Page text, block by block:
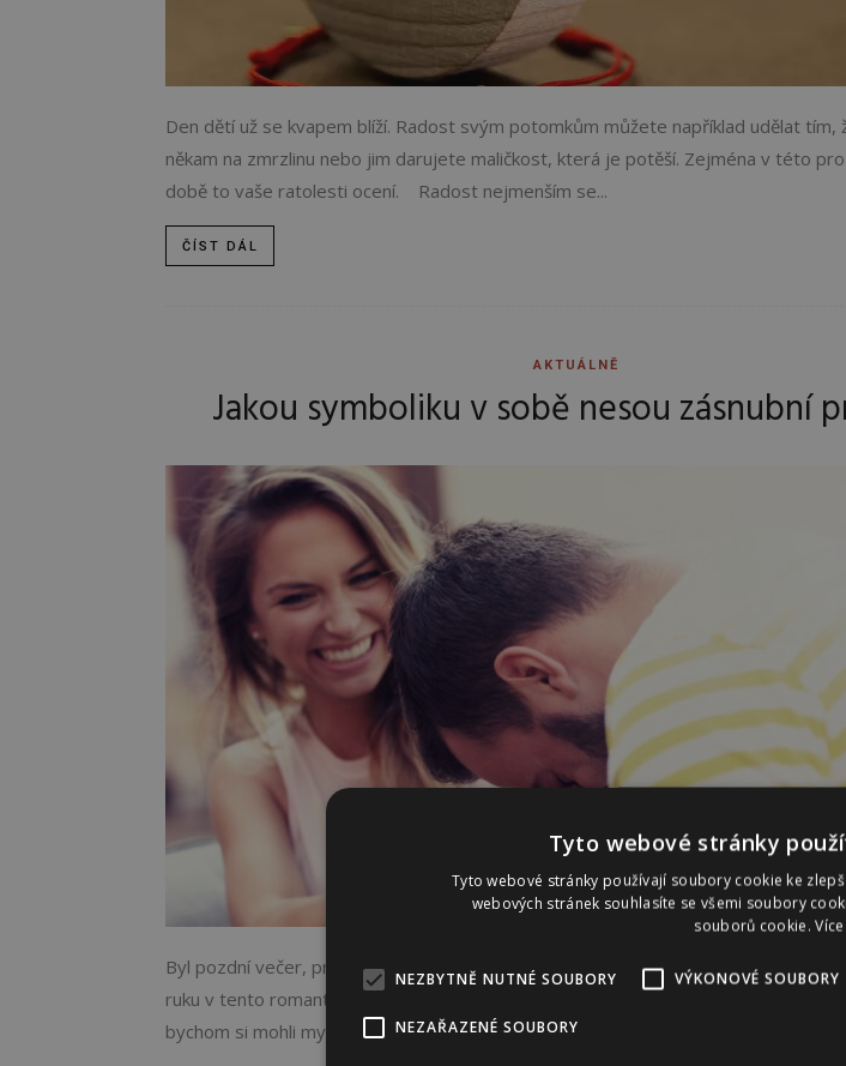
Den dětí už se kvapem blíží. Radost svým potomkům můžete například udělat tím,
někam na zmrzlinu nebo jim darujete maličkost, která je potěší. Zejména v této
době to vaše ratolesti ocení. Radost nejmenším se...
ČÍST DÁL
AKTUÁLNĚ
Jakou symboliku v sobě nesou zásnubní
Byl pozdní večer, první Máj, večerní Máj byl lásky čas… A jak nejlépe vyjádřit své
ruku v tento romantický den. Věděli jste, že význam zásnubního prstenu je
bychom si mohli myslet? Tento kroužek...
Tyto webové stránky
Tyto webové stránky používají soubory cookie ke
webových stránek souhlasíte se všemi soubory
souborů cookie.
NEZBYTNĚ NUTNÉ SOUBORY VÝKONOVÉ SOUBORY
NEZAŘAZENÉ SOUBORY